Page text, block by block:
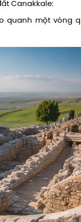
Canakkale:
quanh một vòng